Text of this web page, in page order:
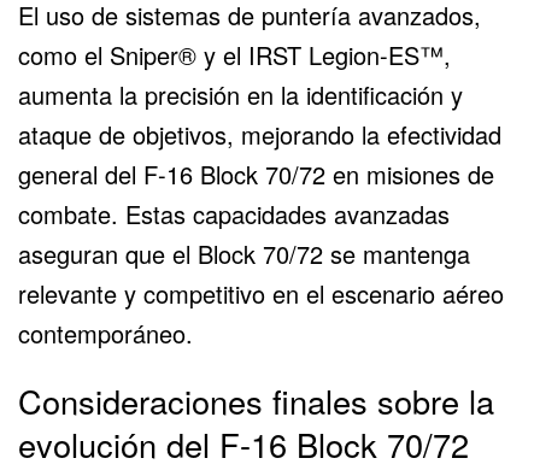
El uso de sistemas de puntería avanzados,
como el Sniper® y el IRST Legion-ES™,
aumenta la precisión en la identificación y
ataque de objetivos, mejorando la efectividad
general del F-16 Block 70/72 en misiones de
combate. Estas capacidades avanzadas
aseguran que el Block 70/72 se mantenga
relevante y competitivo en el escenario aéreo
contemporáneo.
Consideraciones finales sobre la
evolución del F-16 Block 70/72